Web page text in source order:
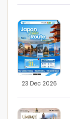
23 Dec 2026